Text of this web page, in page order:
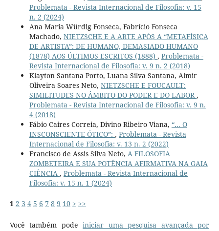
Problemata - Revista Internacional de Filosofia: v. 15
n. 2 (2024)
Ana Maria Würdig Fonseca, Fabrício Fonseca
Machado, NIETZSCHE E A ARTE APÓS A “METAFÍSICA
DE ARTISTA”: DE HUMANO, DEMASIADO HUMANO
(1878) AOS ÚLTIMOS ESCRITOS (1888) , Problemata -
Revista Internacional de Filosofia: v. 9 n. 2 (2018)
Klayton Santana Porto, Luana Silva Santana, Almir
Oliveira Soares Neto, NIETZSCHE E FOUCAULT:
SIMILITUDES NO ÂMBITO DO PODER E DO LABOR,
Problemata - Revista Internacional de Filosofia: v. 9 n.
4 (2018)
Fábio Caires Correia, Divino Ribeiro Viana, “... O
INSCONSCIENTE ÓTICO”: , Problemata - Revista
Internacional de Filosofia: v. 13 n. 2 (2022)
Francisco de Assis Silva Neto, A FILOSOFIA
ZOMBETEIRA E SUA POTÊNCIA AFIRMATIVA NA GAIA
CIÊNCIA , Problemata - Revista Internacional de
Filosofia: v. 15 n. 1 (2024)
1 2 3 4 5 6 7 8 9 10 > >>
Você também podeiniciar uma pesquisa avançada por